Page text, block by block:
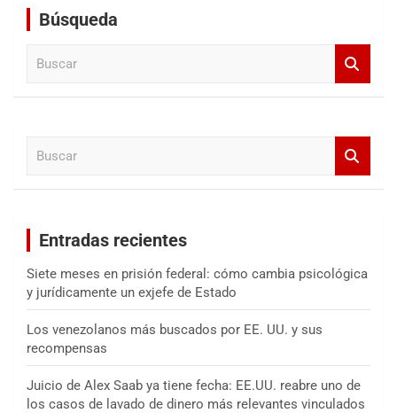
Búsqueda
Entradas recientes
Siete meses en prisión federal: cómo cambia psicológica
y jurídicamente un exjefe de Estado
Los venezolanos más buscados por EE. UU. y sus
recompensas
Juicio de Alex Saab ya tiene fecha: EE.UU. reabre uno de
los casos de lavado de dinero más relevantes vinculados